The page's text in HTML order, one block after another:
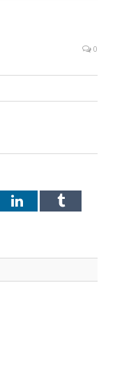
0
LinkedInTumblr